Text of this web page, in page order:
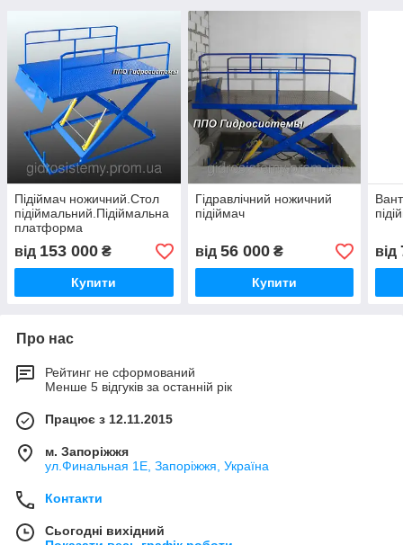
Підіймач ножичний.Стол
підіймальний.Підіймальна
платформа
від 153 000 ₴
Купити
Гідравлічний ножичний
підіймач
від 56 000₴
Купити
від
Про нас
Рейтинг не сформований
Менше 5 відгуків за останній рік
Працює з 12.11.2015
м. Запоріжжя
ул.Финальная 1Е, Запоріжжя, Україна
Контакти
Сьогодні вихідний